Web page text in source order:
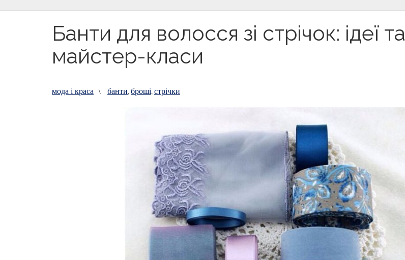
Банти для волосся зі стрічок: ідеї та
майстер-класи
мода і краса \ банти,броші,стрічки